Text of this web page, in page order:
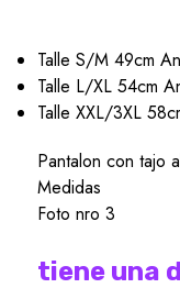
Talle S/M 49cm
Talle L/XL 54cm
Talle XXL/3XL
Pantalon con tajo
Medidas
Foto nro 3
tiene una